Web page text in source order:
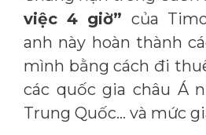
việc 4 giờ” của
anh này hoàn thành
mình bằng cách đi
các quốc gia châu Á
Trung Quốc… và mức